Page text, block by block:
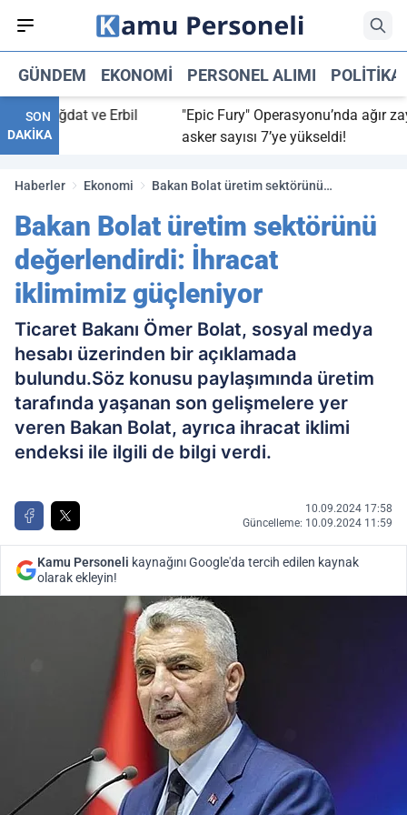
GÜNDEM EKONOMI PERSONEL ALIMI POLITIKA
SON
DAKİKA
Bağdat ve Erbil
"Epic Fury" Operasyonu’nda ağır zayiat:
asker sayısı 7’ye yükseldi!
Haberler Ekonomi
Bakan Bolat üretim sektörünü
güçleniyor
Bakan Bolat üretim sektörünü
değerlendirdi: İhracat
iklimimiz güçleniyor
Ticaret Bakanı Ömer Bolat, sosyal medya
hesabı üzerinden bir açıklamada
bulundu.Söz konusu paylaşımında üretim
tarafında yaşanan son gelişmelere yer
veren Bakan Bolat, ayrıca ihracat iklimi
endeksi ile ilgili de bilgi verdi.
10.09.2024 17:58
Güncelleme: 10.09.2024 11:59
Kamu Personeli kaynağını Google'da tercih edilen kaynak
olarak ekleyin!